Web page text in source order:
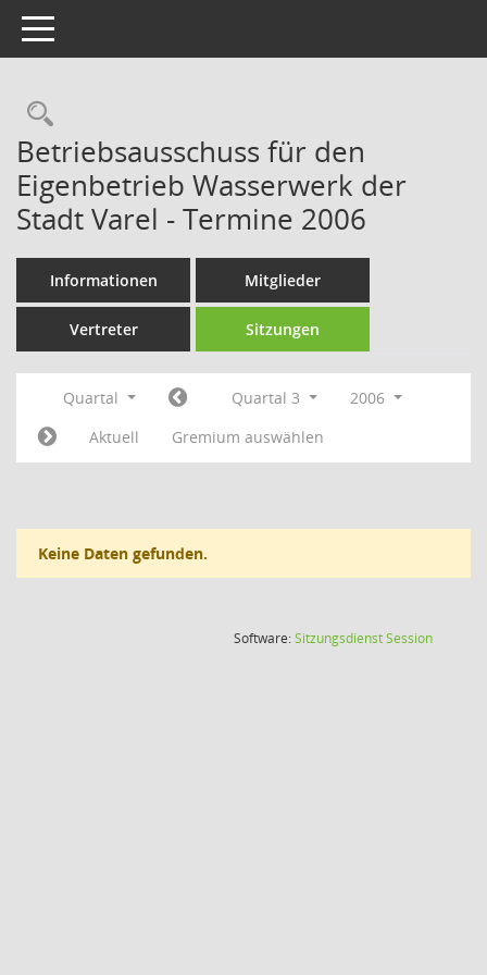
Toggle navigation
Rechercheauswahl
Betriebsausschuss für den
Eigenbetrieb Wasserwerk der
Stadt Varel - Termine 2006
Informationen Mitglieder
Vertreter Sitzungen
Quartal Quartal 3
2006
Aktuell
Gremium auswählen
Keine Daten gefunden.
Software:SitzungsdienstSession(Wird in